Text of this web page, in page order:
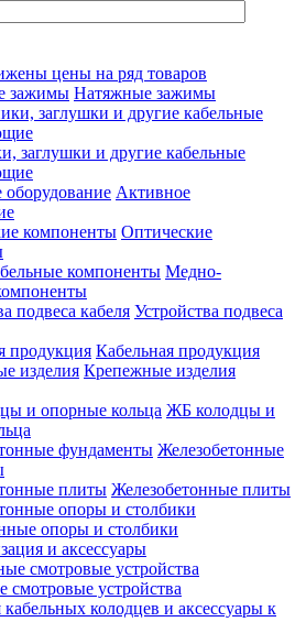
цены на ряд товаров
Натяжные зажимы
заглушки и другие кабельные
Активное
Оптические
Медно-
Устройства подвеса
Кабельная продукция
Крепежные изделия
ЖБ колодцы и
Железобетонные
Железобетонные плиты
опоры и столбики
и аксессуары
устройства